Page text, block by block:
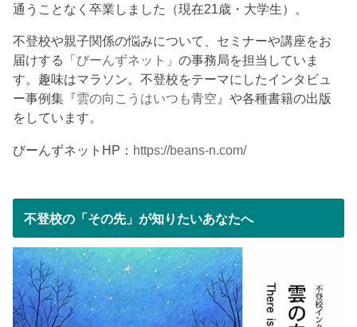
通うことなく卒業しました（現在21歳・大学生）。
不登校や親子関係の悩みについて、セミナーや講座をお
届けする「 びーんずネット 」の事務局を担当していま
す。趣味はマラソン。不登校をテーマにしたインタビュ
ー事例集『雲の向こうはいつも青空 』や各種書籍の出版
をしています。
びーんずネットHP： https://beans-n.com/
不登校の「その先」が知りたいあなたへ